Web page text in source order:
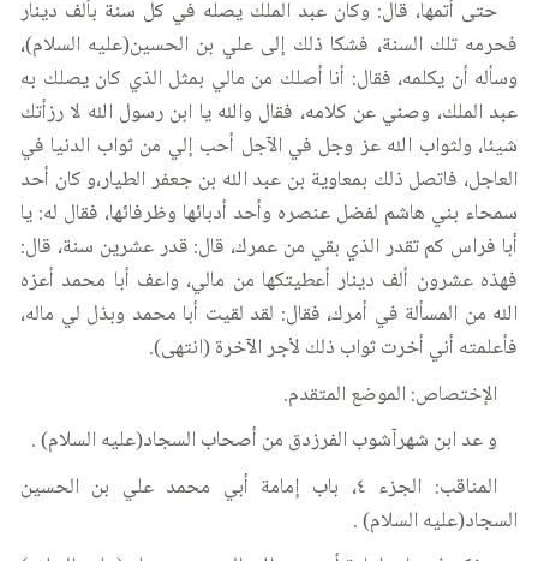
حتى أتمها، قال: وكان عبد الملك يصله في كل سنة بألف دينار
فحرمه تلك السنة، فشكا ذلك إلى علي بن الحسين(عليه السلام)،
وسأله أن يكلمه، فقال: أنا أصلك من مالي بمثل الذي كان يصلك به
عبد الملك، وصني عن كلامه، فقال والله يا ابن رسول الله لا رزأتك
شيئا، ولثواب الله عز وجل في الآجل أحب إلي من ثواب الدنيا في
العاجل، فاتصل ذلك بمعاوية بن عبد الله بن جعفر الطيار،و كان أحد
سمحاء بني هاشم لفضل عنصره وأحد أدبائها وظرفائها، فقال له: يا
أبا فراس كم تقدر الذي بقي من عمرك، قال: قدر عشرين سنة، قال:
فهذه عشرون ألف دينار أعطيتكها من مالي، واعف أبا محمد أعزه
الله من المسألة في أمرك، فقال: لقد لقيت أبا محمد وبذل لي ماله،
فأعلمته أني أخرت ثواب ذلك لأجر الآخرة (انتهى).
الإختصاص: الموضع المتقدم.
و عد ابن شهرآشوب الفرزدق من أصحاب السجاد(عليه السلام) .
المناقب: الجزء ٤، باب إمامة أبي محمد علي بن الحسين
السجاد(عليه السلام) .